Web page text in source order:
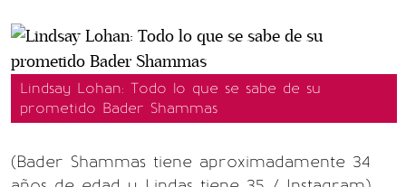
Lindsay Lohan: Todo lo que se sabe de su
prometido Bader Shammas
(Bader Shammas tiene aproximadamente 34